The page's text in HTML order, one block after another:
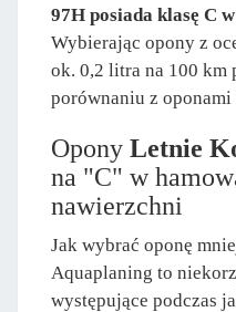
97H posiada klasę C
Wybierając opony z
ok. 0,2 litra na 100 km
porównaniu z oponami
Opony Letnie
na "C" w
nawierzchni
Jak wybrać oponę
Aquaplaning to
występujące podczas